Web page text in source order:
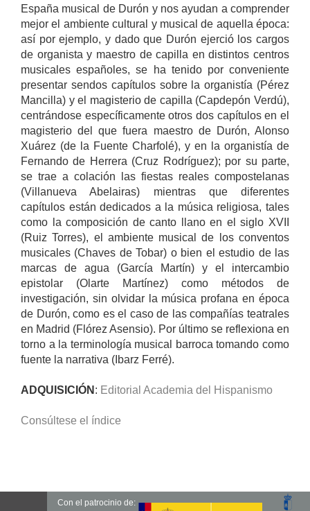
España musical de Durón y nos ayudan a comprender
mejor el ambiente cultural y musical de aquella época:
así por ejemplo, y dado que Durón ejerció los cargos
de organista y maestro de capilla en distintos centros
musicales españoles, se ha tenido por conveniente
presentar sendos capítulos sobre la organistía (Pérez
Mancilla) y el magisterio de capilla (Capdepón Verdú),
centrándose específicamente otros dos capítulos en el
magisterio del que fuera maestro de Durón, Alonso
Xuárez (de la Fuente Charfolé), y en la organistía de
Fernando de Herrera (Cruz Rodríguez); por su parte,
se trae a colación las fiestas reales compostelanas
(Villanueva Abelairas) mientras que diferentes
capítulos están dedicados a la música religiosa, tales
como la composición de canto llano en el siglo XVII
(Ruiz Torres), el ambiente musical de los conventos
musicales (Chaves de Tobar) o bien el estudio de las
marcas de agua (García Martín) y el intercambio
epistolar (Olarte Martínez) como métodos de
investigación, sin olvidar la música profana en época
de Durón, como es el caso de las compañías teatrales
en Madrid (Flórez Asensio). Por último se reflexiona en
torno a la terminología musical barroca tomando como
fuente la narrativa (Ibarz Ferré).
ADQUISICIÓN : Editorial Academia del Hispanismo
Consúltese el índice
Con el patrocinio de: